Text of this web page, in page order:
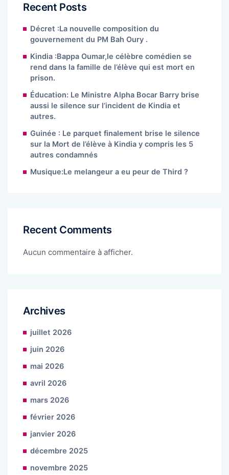
Recent Posts
Décret :La nouvelle composition du
gouvernement du PM Bah Oury .
Kindia :Bappa Oumar,le célèbre comédien se
rend dans la famille de l’élève qui est mort en
prison.
Éducation: Le Ministre Alpha Bocar Barry brise
aussi le silence sur l’incident de Kindia et
autres.
Guinée : Le parquet finalement brise le silence
sur la Mort de l’élève à Kindia y compris les 5
autres condamnés
Musique:Le melangeur a eu peur de Third ?
Recent Comments
Aucun commentaire à afficher.
Archives
juillet 2026
juin 2026
mai 2026
avril 2026
mars 2026
février 2026
janvier 2026
décembre 2025
novembre 2025